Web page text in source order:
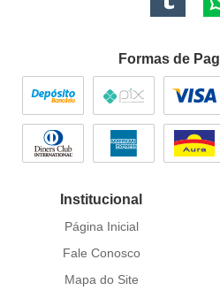
Formas de
Institucional
Página Inicial
Fale Conosco
Mapa do Site